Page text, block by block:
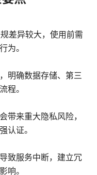
差异较大，使用前需
为。
明确数据存储、第三
程。
带来重大隐私风险，
认证。
致服务中断，建立冗
响。